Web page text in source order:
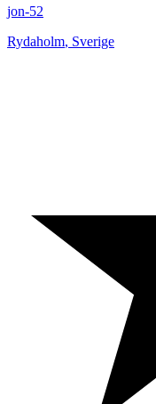
jon-52
Rydaholm, Sverige